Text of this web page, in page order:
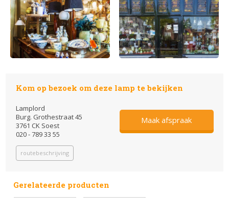
Kom op bezoek om deze lamp te bekijken
Lamplord
Burg. Grothestraat 45
3761 CK Soest
020 - 789 33 55
routebeschrijving
Maak afspraak
Gerelateerde producten